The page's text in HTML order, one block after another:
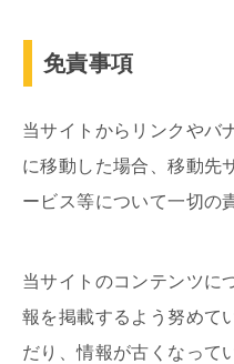
免責事項
当サイトからリンクやバ
に移動した場合、移動先
ービス等について一切の
当サイトのコンテンツに
報を掲載するよう努めて
だり、情報が古くなって